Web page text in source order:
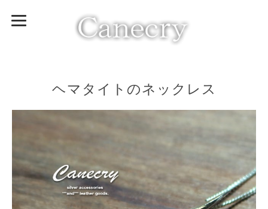
ヘマタイトのネックレス